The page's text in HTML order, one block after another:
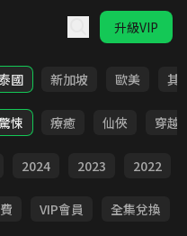
升級VIP
國 新加坡 歐美 其
悚 療癒 仙俠 穿越
2024 2023 2022
VIP會員 全集兌換